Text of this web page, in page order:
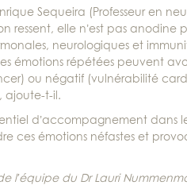
Sequeira (Professeur en
ressent, elle n’est pas
neurologiques et
émotions répétées peuvent
ou négatif (vulnérabilité
ajoute-t-il.
d’accompagnement dans
ces émotions néfastes et
l’équipe du Dr Lauri